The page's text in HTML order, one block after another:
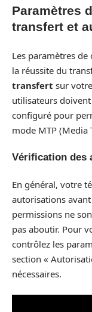
Paramètres
transfert et
Les paramètres
la réussite du
transfert sur
utilisateurs doivent
configuré pour
mode MTP (Media
Vérification des
En général, votre
autorisations avant
permissions ne
pas aboutir. Pour
contrôlez les
section «
nécessaires.